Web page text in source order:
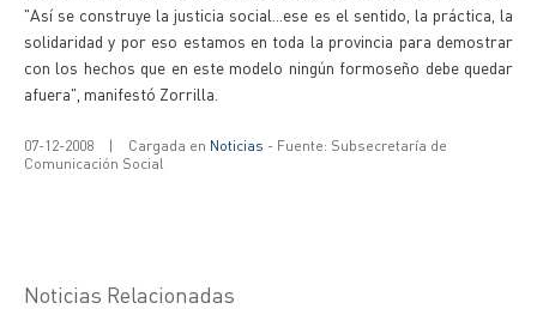
"Así se construye la justicia social...ese es el sentido, la práctica, la
solidaridad y por eso estamos en toda la provincia para demostrar
con los hechos que en este modelo ningún formoseño debe quedar
afuera", manifestó Zorrilla.
07-12-2008 | Cargada en Noticias - Fuente: Subsecretaría de
Comunicación Social
Noticias Relacionadas